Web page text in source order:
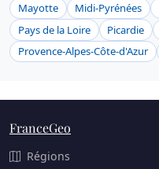
Mayotte
Midi-Pyrénées
Pays de la Loire
Picardie
Provence-Alpes-Côte-d'Azur
FranceGeo
Régions